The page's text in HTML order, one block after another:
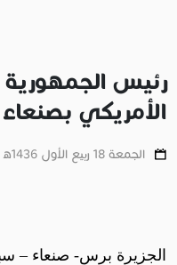
رئيس
الأمريكي بصنعاء
الجمعة 18 ربيع الأول 1436ﻫ 9-1-2015م
الجزيرة برس- صنعاء –